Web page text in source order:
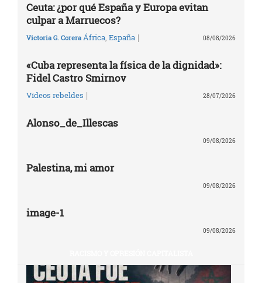
Ceuta: ¿por qué España y Europa evitan
culpar a Marruecos?
Victoria G. Corera África España | 08/08/2026
«Cuba representa la física de la dignidad»:
Fidel Castro Smirnov
Vídeos rebeldes | 28/07/2026
Alonso_de_Illescas
09/08/2026
Palestina, mi amor
09/08/2026
image-1
09/08/2026